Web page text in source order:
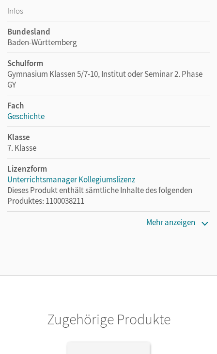
Infos
Bundesland
Baden-Württemberg
Schulform
Gymnasium Klassen 5/7-10, Institut oder Seminar 2. Phase
GY
Fach
Geschichte
Klasse
7. Klasse
Lizenzform
Unterrichtsmanager Kollegiumslizenz
Dieses Produkt enthält sämtliche Inhalte des folgenden
Produktes: 1100038211
Cornelsen Verlag
Mehr anzeigen
Zugehörige Produkte